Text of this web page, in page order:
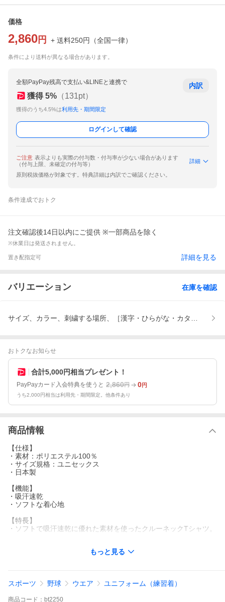
価格
2,860 円 + 送料250円 （全国一律）
条件により送料が異なる場合があります。
全額PayPay残高で支払い&LINEと連携で
獲得 5% （131pt）
獲得のうち4.5%は利用先・期間限定
内訳
ログインして確認
ご注意 表示よりも実際の付与数・付与率が少ない場合があります
（付与上限、未確定の付与等）
詳細
原則税抜価格が対象です。特典詳細は内訳でご確認ください。
条件達成でおトク
注文確認後14日以内にご提供 ※一部商品を除く
※休業日は発送されません。
置き配指定可 詳細を見る
バリエーション 在庫を確認
サイズ、カラー、刺繍する場所、［漢字・ひらがな・カタカナ］
おトクなお知らせ
合計5,000円相当プレゼント！
PayPayカード入会特典を使うと 2,860円 0円
うち2,000円相当は利用先・期間限定。他条件あり
商品情報
【仕様】
・素材：ポリエステル100％
・サイズ規格：ユニセックス
・日本製
【機能】
・吸汗速乾
・ソフトな着心地
【特長】
・ソフトで吸汗速乾に優れた素材を使ったクルーネックTシャツ。
・90：ブラック
もっと見る
スポーツ 野球 ウエア ユニフォーム（練習着）
商品 コード： bt2250